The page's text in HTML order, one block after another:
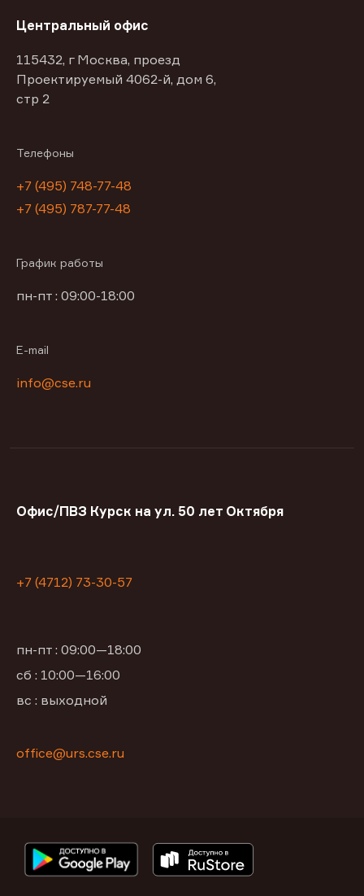
Центральный офис
115432, г Москва, проезд
Проектируемый 4062-й, дом 6,
стр 2
Телефоны
+7 (495) 748-77-48
+7 (495) 787-77-48
График работы
пн-пт : 09:00-18:00
E-mail
info@cse.ru
Офис/ПВЗ Курск на ул. 50 лет Октября
+7 (4712) 73-30-57
пн-пт : 09:00—18:00
сб : 10:00—16:00
вс : выходной
office@urs.cse.ru